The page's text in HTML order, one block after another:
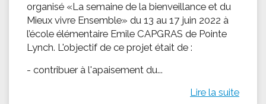
organisé «La semaine de la bienveillance et du
Mieux vivre Ensemble» du 13 au 17 juin 2022 à
l’école élémentaire Emile CAPGRAS de Pointe
Lynch. L'objectif de ce projet était de :
- contribuer à l'apaisement du...
Lire la suite